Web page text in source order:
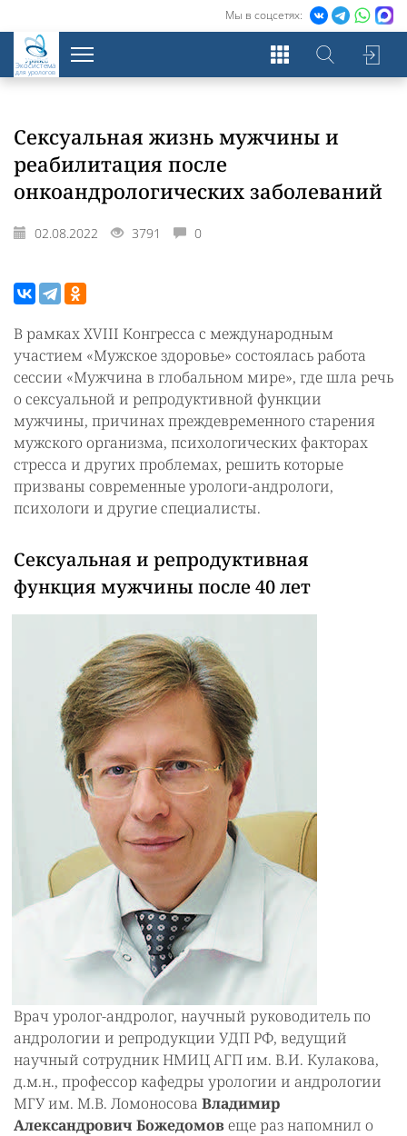
Мы в соцсетях:
Экосистема
для урологов
Сексуальная жизнь мужчины и
реабилитация после
онкоандрологических заболеваний
02.08.2022 3791 0
В рамках XVIII Конгресса с международным
участием «Мужское здоровье» состоялась работа
сессии «Мужчина в глобальном мире», где шла речь
о сексуальной и репродуктивной функции
мужчины, причинах преждевременного старения
мужского организма, психологических факторах
стресса и других проблемах, решить которые
призваны современные урологи-андрологи,
психологи и другие специалисты.
Сексуальная и репродуктивная
функция мужчины после 40 лет
Врач уролог-андролог, научный руководитель по
андрологии и репродукции УДП РФ, ведущий
научный сотрудник НМИЦ АГП им. В.И. Кулакова,
д.м.н., профессор кафедры урологии и андрологии
МГУ им. М.В. Ломоносова Владимир
Александрович Божедомовеще раз напомнил о